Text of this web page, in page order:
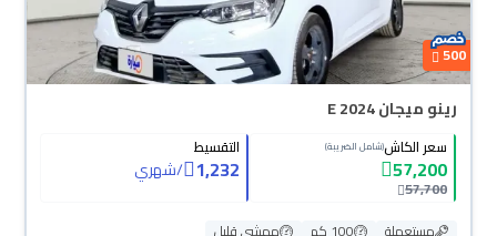
500
رينو ميجان E 2024
سعر الكاش(شامل الضريبة)
57,200
57,700
التقسيط
1,232
/شهري
مستعملة 100 كم ممشى قليل